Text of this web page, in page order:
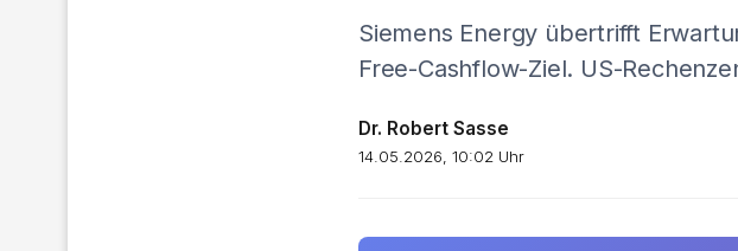
Siemens Energy übertrifft
Free-Cashflow-Ziel. US-
Dr. Robert Sasse
14.05.2026, 10:02 Uhr